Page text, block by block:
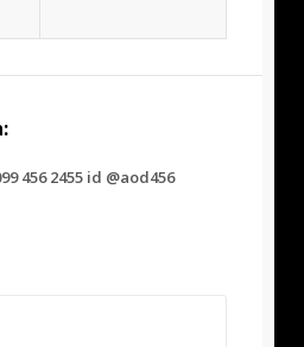
456 2455 id @aod456